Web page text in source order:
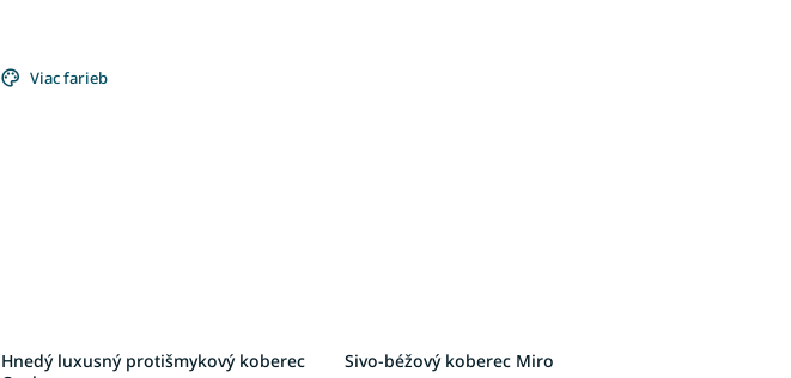
Viac farieb
Hnedý luxusný protišmykový koberec
Sivo-béžový koberec Miro